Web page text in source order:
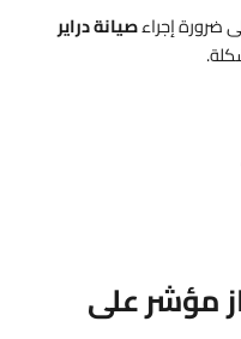
إجراءصيانة دراير
مؤشر على